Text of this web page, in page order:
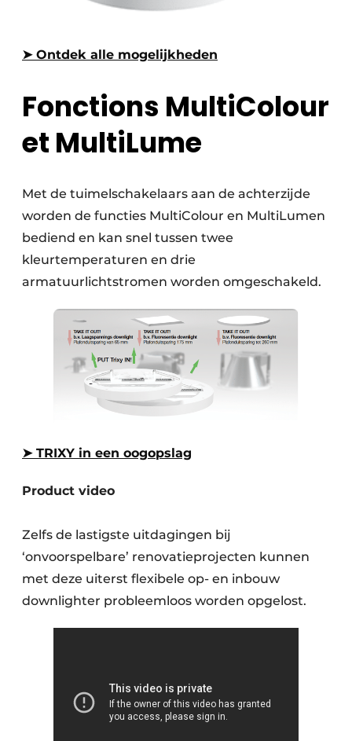
➤ Ontdek alle mogelijkheden
Fonctions MultiColour
et MultiLume
Met de tuimelschakelaars aan de achterzijde
worden de functies MultiColour en MultiLumen
bediend en kan snel tussen twee
kleurtemperaturen en drie
armatuurlichtstromen worden omgeschakeld.
➤ TRIXY in een oogopslag
Product video
Zelfs de lastigste uitdagingen bij
‘onvoorspelbare’ renovatieprojecten kunnen
met deze uiterst flexibele op- en inbouw
downlighter probleemloos worden opgelost.